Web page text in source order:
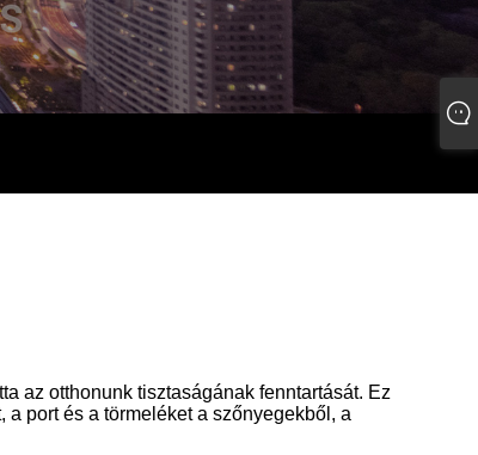
az otthonunk tisztaságának fenntartását. Ez
port és a törmeléket a szőnyegekből, a